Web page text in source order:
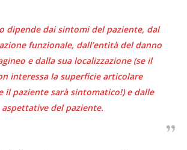
dipende dai sintomi del paziente, dal
funzionale, dall’entità del danno
e dalla sua localizzazione (se il
interessa la superficie articolare
il paziente sarà sintomatico!) e dalle
aspettative del paziente.